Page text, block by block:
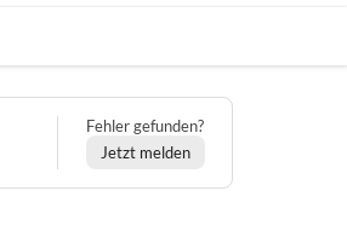
Fehler gefunden?
Jetzt melden